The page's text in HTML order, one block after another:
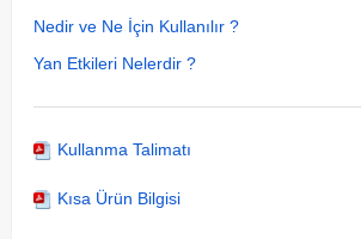
Nedir ve Ne İçin Kullanılır ?
Yan Etkileri Nelerdir ?
Kullanma Talimatı
Kısa Ürün Bilgisi